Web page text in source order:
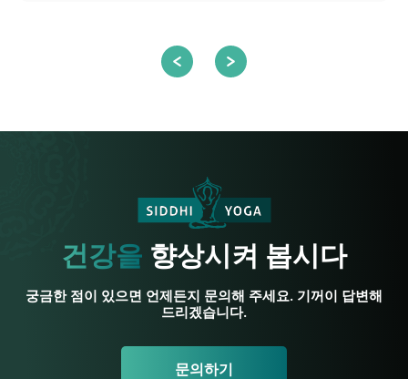
건강을 향상시켜 봅시다
궁금한 점이 있으면 언제든지 문의해 주세요. 기꺼이 답변해
드리겠습니다.
문의하기